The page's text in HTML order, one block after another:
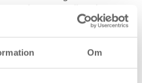
Om
att röra sig
maximerar chansen till
naturliga vätskor:
är utvecklad för att